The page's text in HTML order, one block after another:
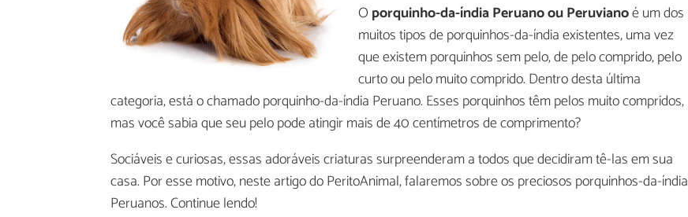
Oporquinho-da-índia Peruano ou Peruvianoé um dos
muitos tipos de porquinhos-da-índia existentes, uma vez
que existem porquinhos sem pelo, de pelo comprido, pelo
curto ou pelo muito comprido. Dentro desta última
categoria, está o chamado porquinho-da-índia Peruano. Esses porquinhos têm pelos muito compridos,
mas você sabia que seu pelo pode atingir mais de 40 centímetros de comprimento?
Sociáveis ​​e curiosas, essas adoráveis ​​criaturas surpreenderam a todos que decidiram tê-las em sua
casa. Por esse motivo, neste artigo do PeritoAnimal, falaremos sobre os preciosos porquinhos-da-índia
Peruanos. Continue lendo!